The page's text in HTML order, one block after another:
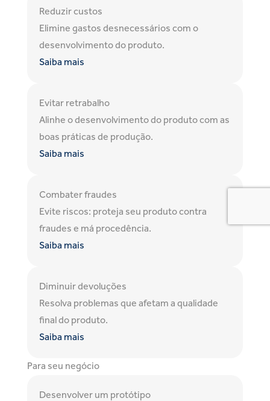
Reduzir custos
Elimine gastos desnecessários com o
desenvolvimento do produto.
Saiba mais
Evitar retrabalho
Alinhe o desenvolvimento do produto com as
boas práticas de produção.
Saiba mais
Combater fraudes
Evite riscos: proteja seu produto contra
fraudes e má procedência.
Saiba mais
Diminuir devoluções
Resolva problemas que afetam a qualidade
final do produto.
Saiba mais
Para seu negócio
Desenvolver um protótipo